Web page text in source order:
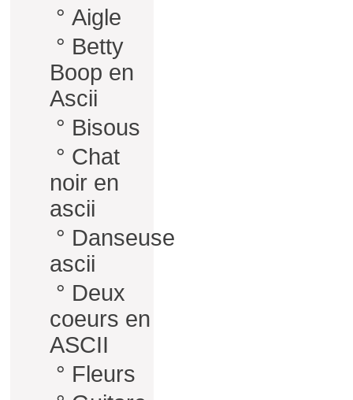
° Aigle
° Betty
Boop en
Ascii
° Bisous
° Chat
noir en
ascii
° Danseuse
ascii
° Deux
coeurs en
ASCII
° Fleurs